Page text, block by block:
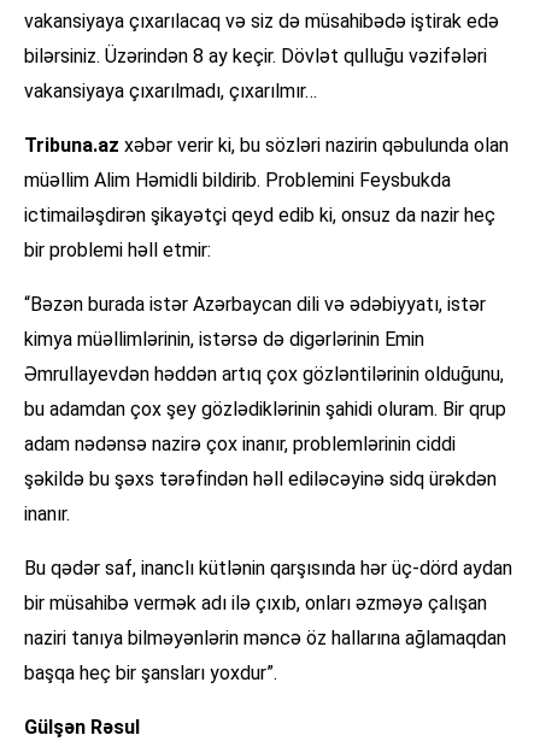
vakansiyaya çıxarılacaq və siz də müsahibədə iştirak edə
bilərsiniz. Üzərindən 8 ay keçir. Dövlət qulluğu vəzifələri
vakansiyaya çıxarılmadı, çıxarılmır…
Tribuna.az xəbər verir ki, bu sözləri nazirin qəbulunda olan
müəllim Alim Həmidli bildirib. Problemini Feysbukda
ictimailəşdirən şikayətçi qeyd edib ki, onsuz da nazir heç
bir problemi həll etmir:
“Bəzən burada istər Azərbaycan dili və ədəbiyyatı, istər
kimya müəllimlərinin, istərsə də digərlərinin Emin
Əmrullayevdən həddən artıq çox gözləntilərinin olduğunu,
bu adamdan çox şey gözlədiklərinin şahidi oluram. Bir qrup
adam nədənsə nazirə çox inanır, problemlərinin ciddi
şəkildə bu şəxs tərəfindən həll ediləcəyinə sidq ürəkdən
inanır.
Bu qədər saf, inanclı kütlənin qarşısında hər üç-dörd aydan
bir müsahibə vermək adı ilə çıxıb, onları əzməyə çalışan
naziri tanıya bilməyənlərin məncə öz hallarına ağlamaqdan
başqa heç bir şansları yoxdur”.
Gülşən Rəsul